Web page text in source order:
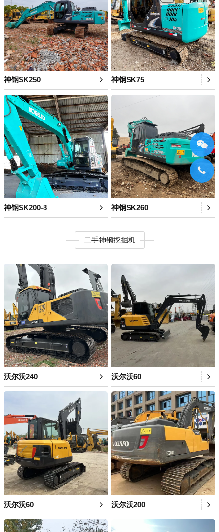
神钢SK250 神钢SK75
神钢SK200-8 神钢SK260
二手神钢挖掘机
沃尔沃240 沃尔沃60
沃尔沃60 沃尔沃200